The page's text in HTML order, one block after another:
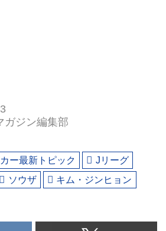
ガジン編集部
ー最新トピック
Jリーグ
ソウザ
キム・ジンヒョン